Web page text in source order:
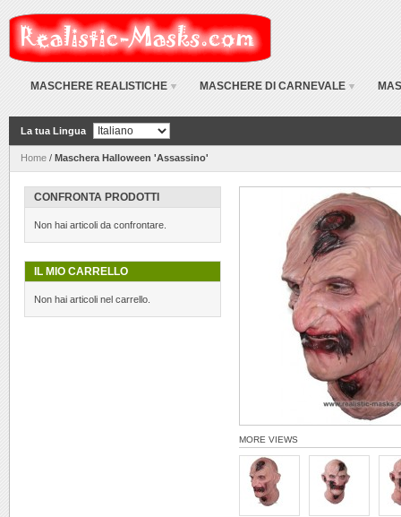
MASCHERE REALISTICHE MASCHERE DI CARNEVALE
La tua Lingua
Home / Maschera Halloween 'Assassino'
MORE VIEWS
CONFRONTA PRODOTTI
Non hai articoli da confrontare.
IL MIO CARRELLO
Non hai articoli nel carrello.